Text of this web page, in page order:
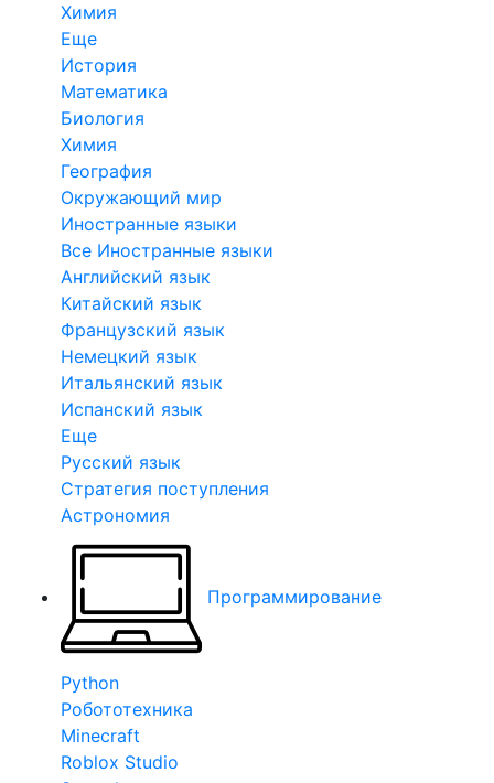
Химия
Еще
История
Математика
Биология
Химия
География
Окружающий мир
Иностранные языки
Все Иностранные языки
Английский язык
Китайский язык
Французский язык
Немецкий язык
Итальянский язык
Испанский язык
Еще
Русский язык
Стратегия поступления
Астрономия
Программирование
Python
Робототехника
Minecraft
Roblox Studio